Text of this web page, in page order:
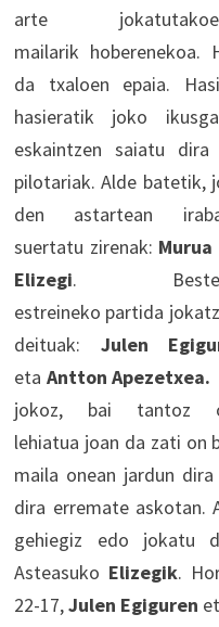
arte
mailarik hoberenekoa.
da txaloen epaia.
hasieratik joko
eskaintzen saiatu dira
pilotariak. Alde batetik,
den astartean
suertatu zirenak: Murua
Elizegi.
estreineko partida
deituak: Julen
eta Antton Apezetxea.
jokoz, bai tantoz
lehiatua joan da zati on
maila onean jardun
dira erremate askotan.
gehiegiz edo jokatu
Asteasuko Elizegik.
22-17,Julen Egiguren